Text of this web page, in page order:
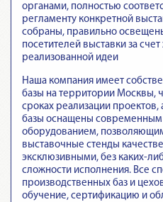
органами, полностью
регламенту конкретной
собраны, правильно
посетителей выставки за
реализованной идеи
Наша компания имеет
базы на территории Москвы,
сроках реализации
базы оснащены
оборудованием,
выставочные стенды
эксклюзивными, без каких-
сложности исполнения. Все
производственных баз и
обучение, сертификацию и